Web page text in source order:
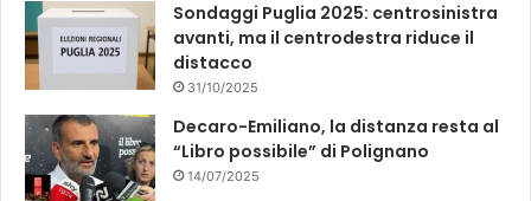
Sondaggi Puglia 2025: centrosinistra
avanti, ma il centrodestra riduce il
distacco
31/10/2025
Decaro-Emiliano, la distanza resta al
“Libro possibile” di Polignano
14/07/2025